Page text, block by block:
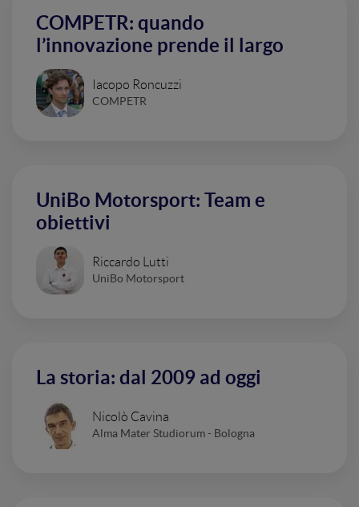
COMPETR: quando
l’innovazione prende il largo
Iacopo Roncuzzi
COMPETR
UniBo Motorsport: Team e
obiettivi
Riccardo Lutti
UniBo Motorsport
La storia: dal 2009 ad oggi
Nicolò Cavina
Alma Mater Studiorum - Bologna